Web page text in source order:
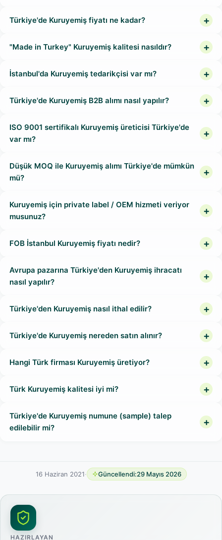
Türkiye'de Kuruyemiş fiyatı ne kadar?
"Made in Turkey" Kuruyemiş kalitesi nasıldır?
İstanbul'da Kuruyemiş tedarikçisi var mı?
Türkiye'de Kuruyemiş B2B alımı nasıl yapılır?
ISO 9001 sertifikalı Kuruyemiş üreticisi Türkiye'de
var mı?
Düşük MOQ ile Kuruyemiş alımı Türkiye'de mümkün
mü?
Kuruyemiş için private label / OEM hizmeti veriyor
musunuz?
FOB İstanbul Kuruyemiş fiyatı nedir?
Avrupa pazarına Türkiye'den Kuruyemiş ihracatı
nasıl yapılır?
Türkiye'den Kuruyemiş nasıl ithal edilir?
Türkiye'de Kuruyemiş nereden satın alınır?
Hangi Türk firması Kuruyemiş üretiyor?
Türk Kuruyemiş kalitesi iyi mi?
Türkiye'de Kuruyemiş numune (sample) talep
edilebilir mi?
16 Haziran 2021· Güncellendi:29 Mayıs 2026
HAZIRLAYAN